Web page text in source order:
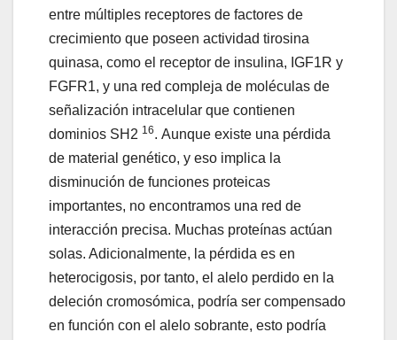
entre múltiples receptores de factores de
crecimiento que poseen actividad tirosina
quinasa, como el receptor de insulina, IGF1R y
FGFR1, y una red compleja de moléculas de
señalización intracelular que contienen
dominios SH2 16. Aunque existe una pérdida
de material genético, y eso implica la
disminución de funciones proteicas
importantes, no encontramos una red de
interacción precisa. Muchas proteínas actúan
solas. Adicionalmente, la pérdida es en
heterocigosis, por tanto, el alelo perdido en la
deleción cromosómica, podría ser compensado
en función con el alelo sobrante, esto podría